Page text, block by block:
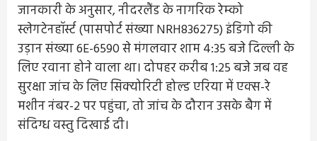
जानकारी के अनुसार, नीदरलैंड के नागरिक रेम्को
स्लेगटेनहॉर्स्ट (पासपोर्ट संख्या NRH836275) इंडिगो की
उड़ान संख्या 6E-6590 से मंगलवार शाम 4:35 बजे दिल्ली के
लिए रवाना होने वाला था। दोपहर करीब 1:25 बजे जब वह
सुरक्षा जांच के लिए सिक्योरिटी होल्ड एरिया में एक्स-रे
मशीन नंबर-2 पर पहुंचा, तो जांच के दौरान उसके बैग में
संदिग्ध वस्तु दिखाई दी।